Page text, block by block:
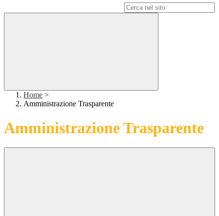
Home >
Amministrazione Trasparente
Amministrazione Trasparente